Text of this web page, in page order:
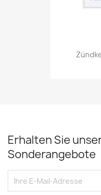
Erhalten Sie
Sonderangebote